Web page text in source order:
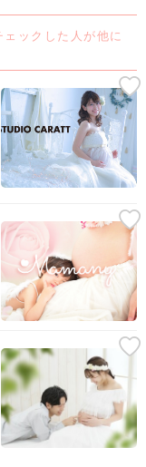
ックした人が他に